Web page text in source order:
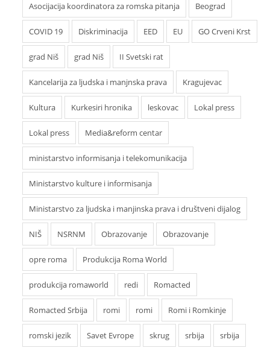
Asocijacija koordinatora za romska pitanja Beograd
COVID 19 Diskriminacija EED EU GO Crveni Krst
grad Niš grad Niš II Svetski rat
Kancelarija za ljudska i manjnska prava Kragujevac
Kultura Kurkesiri hronika leskovac Lokal press
Lokal press Media&reform centar
ministarstvo informisanja i telekomunikacija
Ministarstvo kulture i informisanja
Ministarstvo za ljudska i manjinska prava i društveni dijalog
NIŠ NSRNM Obrazovanje Obrazovanje
opre roma Produkcija Roma World
produkcija romaworld redi Romacted
Romacted Srbija romi romi Romi i Romkinje
romski jezik Savet Evrope skrug srbija srbija